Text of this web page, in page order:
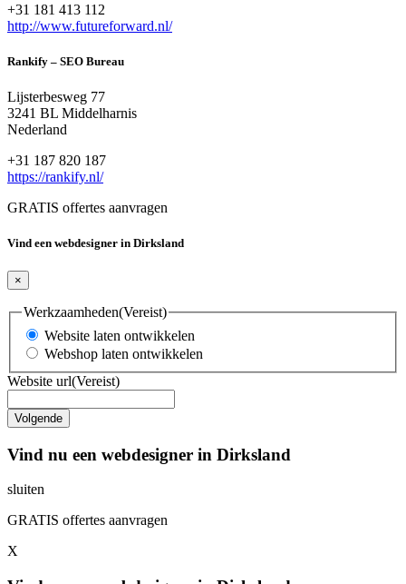
+31 181 413 112
http://www.futureforward.nl/
Rankify – SEO Bureau
Lijsterbesweg 77
3241 BL Middelharnis
Nederland
+31 187 820 187
https://rankify.nl/
GRATIS offertes aanvragen
Vind een webdesigner in Dirksland
×
Werkzaamheden(Vereist)
Website laten ontwikkelen
Webshop laten ontwikkelen
Website url(Vereist)
Vind nu een webdesigner in Dirksland
sluiten
GRATIS offertes aanvragen
X